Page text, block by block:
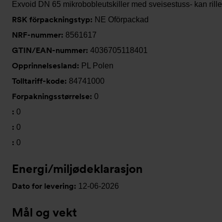
Exvoid DN 65 mikrobobleutskiller med sveisestuss- kan
RSK förpackningstyp: NE Oförpackad
NRF-nummer: 8561617
GTIN/EAN-nummer: 4036705118401
Opprinnelsesland: PL Polen
Tolltariff-kode: 84741000
Forpakningsstørrelse: 0
: 0
: 0
: 0
Energi/miljødeklarasjon
Dato for levering: 12-06-2026
Mål og vekt